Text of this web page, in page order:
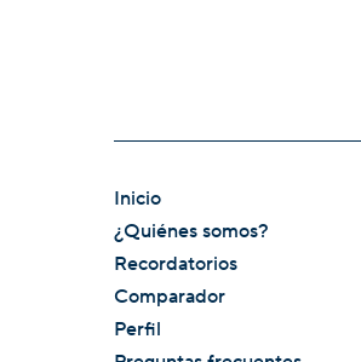
Inicio
¿Quiénes somos?
Recordatorios
Comparador
Perfil